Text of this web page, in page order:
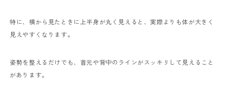
特に、横から見たときに上半身が丸く見えると、実際よりも体が大きく
見えやすくなります。
姿勢を整えるだけでも、首元や背中のラインがスッキリして見えること
があります。